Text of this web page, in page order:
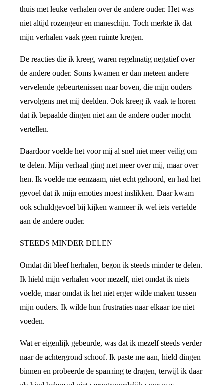
thuis met leuke verhalen over de andere ouder. Het was
niet altijd rozengeur en maneschijn. Toch merkte ik dat
mijn verhalen vaak geen ruimte kregen.
De reacties die ik kreeg, waren regelmatig negatief over
de andere ouder. Soms kwamen er dan meteen andere
vervelende gebeurtenissen naar boven, die mijn ouders
vervolgens met mij deelden. Ook kreeg ik vaak te horen
dat ik bepaalde dingen niet aan de andere ouder mocht
vertellen.
Daardoor voelde het voor mij al snel niet meer veilig om
te delen. Mijn verhaal ging niet meer over mij, maar over
hen. Ik voelde me eenzaam, niet echt gehoord, en had het
gevoel dat ik mijn emoties moest inslikken. Daar kwam
ook schuldgevoel bij kijken wanneer ik wel iets vertelde
aan de andere ouder.
STEEDS MINDER DELEN
Omdat dit bleef herhalen, begon ik steeds minder te delen.
Ik hield mijn verhalen voor mezelf, niet omdat ik niets
voelde, maar omdat ik het niet erger wilde maken tussen
mijn ouders. Ik wilde hun frustraties naar elkaar toe niet
voeden.
Wat er eigenlijk gebeurde, was dat ik mezelf steeds verder
naar de achtergrond schoof. Ik paste me aan, hield dingen
binnen en probeerde de spanning te dragen, terwijl ik daar